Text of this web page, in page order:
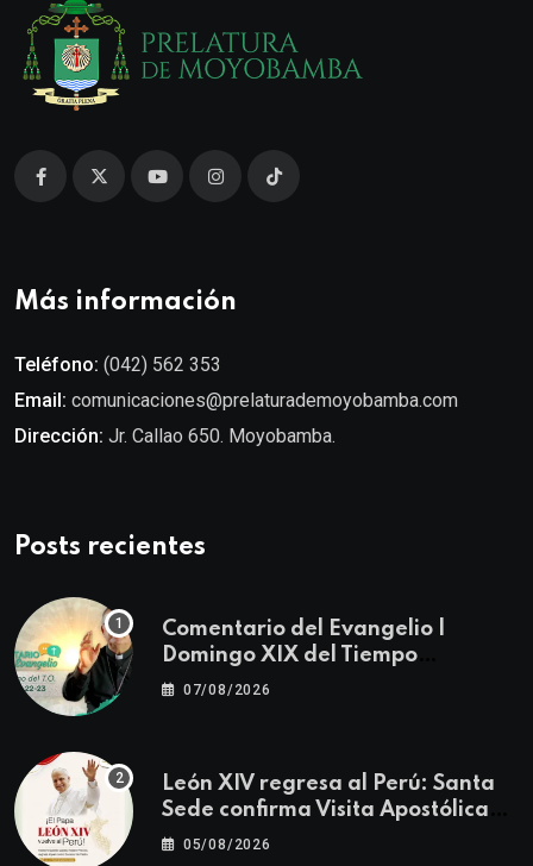
Más información
Teléfono: (042) 562 353
Email: comunicaciones@prelaturademoyobamba.com
Dirección: Jr. Callao 650. Moyobamba.
Posts recientes
Comentario del Evangelio |
Domingo XIX del Tiempo
Ordinario | Mateo 14, 22-23
07/08/2026
León XIV regresa al Perú: Santa
Sede confirma Visita Apostólica
del 11 al 17 de noviembre
05/08/2026